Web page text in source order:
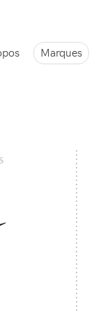
Marques